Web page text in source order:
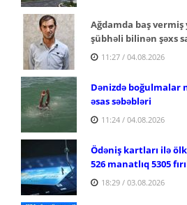
Ağdamda baş vermiş
şübhəli bilinən şəxs
11:27 / 04.08.2026
Dənizdə boğulmalar
əsas səbəbləri
11:24 / 04.08.2026
Ödəniş kartları ilə
526 manatlıq 5305
18:29 / 03.08.2026